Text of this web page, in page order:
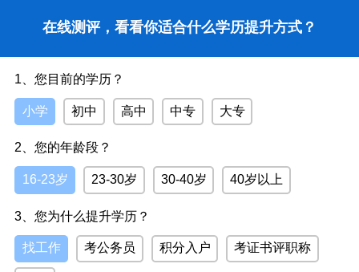
在线测评，看看你适合什么学历提升方式？
1、您目前的学历？
小学 初中 高中 中专 大专
2、您的年龄段？
16-23岁 23-30岁 30-40岁 40岁以上
3、您为什么提升学历？
找工作 考公务员 积分入户 考证书评职称